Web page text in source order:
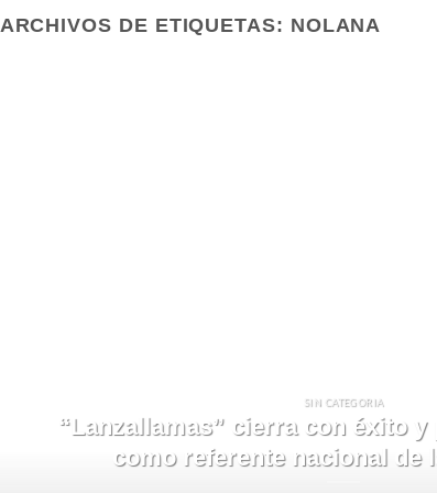
ARCHIVOS DE ETIQUETAS: NOLANA
SIN CATEGORIA
“Lanzallamas” cierra con éxito
como referente nacional de